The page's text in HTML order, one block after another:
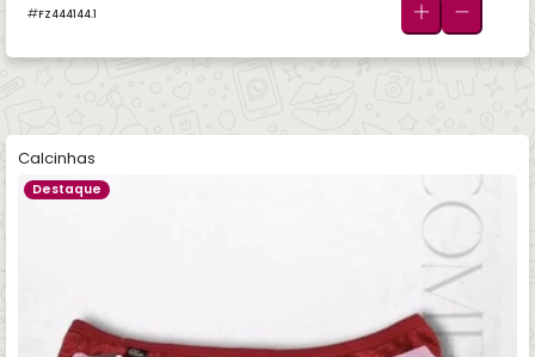
FZ444144.1
Calcinhas
Destaque